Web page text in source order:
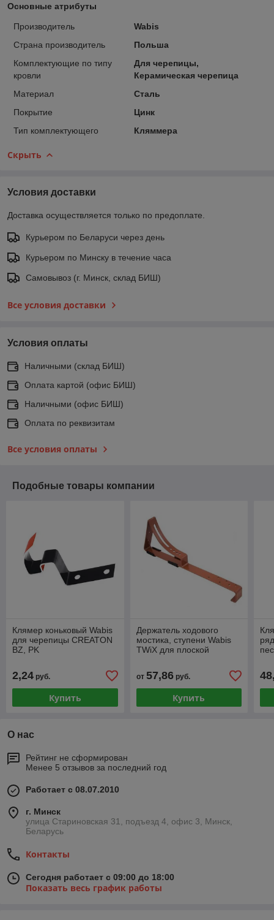
Основные атрибуты
Производитель
Wabis
Страна производитель
Польша
Комплектующие по типу
кровли
Для черепицы,
Керамическая черепица
Материал
Сталь
Покрытие
Цинк
Тип комплектующего
Кляммера
Скрыть
Условия доставки
Доставка осуществляется только по предоплате.
Курьером по Беларуси через день
Курьером по Минску в течение часа
Самовывоз (г. Минск, склад БИШ)
Все условия доставки
Условия оплаты
Наличными (склад БИШ)
Оплата картой (офис БИШ)
Наличными (офис БИШ)
Оплата по реквизитам
Все условия оплаты
Подобные товары компании
Клямер коньковый Wabis
для черепицы CREATON
BZ, PK
2,24 руб.
Купить
Держатель ходового
мостика, ступени Wabis
TWiX для плоской
песчаной черепицы
(Забудова)
от 57,86руб.
Купить
О нас
Рейтинг не сформирован
Менее 5 отзывов за последний год
Работает с 08.07.2010
г. Минск
улица Стариновская 31, подъезд 4, офис 3, Минск,
Беларусь
Контакты
Сегодня работает с 09:00 до 18:00
Показать весь график работы